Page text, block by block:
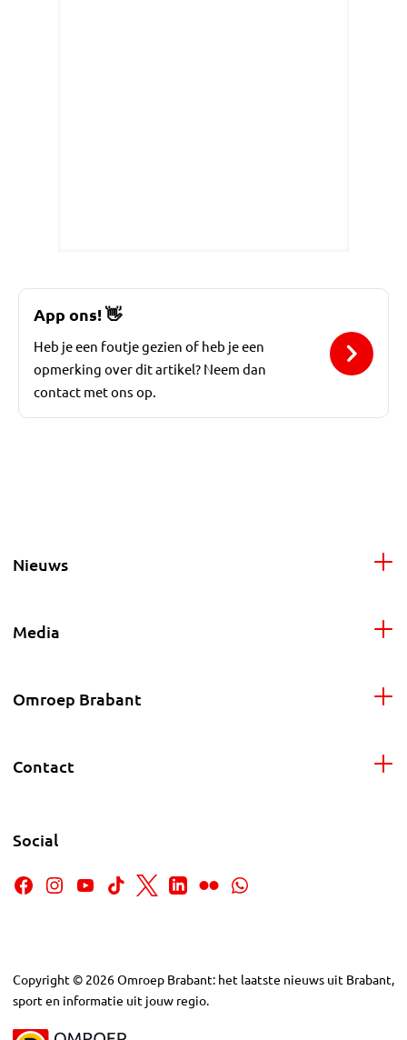
App ons!👋
Heb je een foutje gezien of heb je een
opmerking over dit artikel? Neem dan
contact met ons op.
Nieuws
Media
Omroep Brabant
Contact
Social
Copyright © 2026Omroep Brabant: het laatste nieuws uit Brabant,
sport en informatie uit jouw regio.